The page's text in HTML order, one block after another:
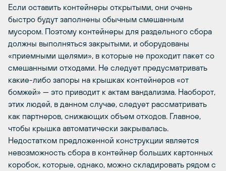
Если оставить контейнеры открытыми, они очень
быстро будут заполнены обычным смешанным
мусором. Поэтому контейнеры для раздельного сбора
должны выполняться закрытыми, и оборудованы
«приемными щелями», в которые не проходит пакет со
смешанными отходами. Не следует предусматривать
какие-либо запоры на крышках контейнеров «от
бомжей» — это приводит к актам вандализма. Наоборот,
этих людей, в данном случае, следует рассматривать
как партнеров, снижающих объем отходов. Главное,
чтобы крышка автоматически закрывалась.
Недостатком предложенной конструкции является
невозможность сбора в контейнер больших картонных
коробок, которые, однако, можно складировать рядом с